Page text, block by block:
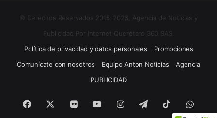
© Derechos Reservados 2015-2026, Agencia de Noticias y
Publicidad Por Internet Querétaro 360 SAS.
Política de privacidad y datos personales
Promociones
Comunícate con nosotros
Equipo Anton Noticias
Agencia
PUBLICIDAD
Facebook FlickrYouTubeInstagram
TelegramTikTok